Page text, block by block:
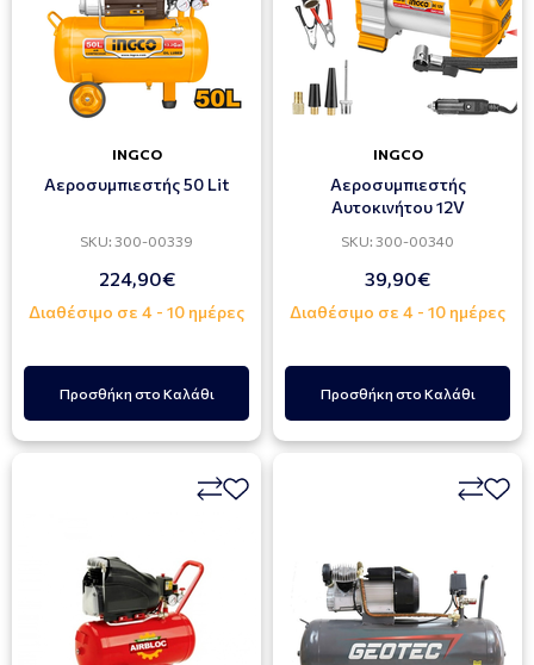
INGCO
Αεροσυμπιεστής 50 Lit
SKU: 300-00339
224,90€
Διαθέσιμο σε 4 - 10 ημέρες
Προσθήκη στο Καλάθι
INGCO
Αεροσυμπιεστής
Αυτοκινήτου 12V
SKU: 300-00340
39,90€
Διαθέσιμο σε 4 - 10 ημέρες
Προσθήκη στο Καλάθι